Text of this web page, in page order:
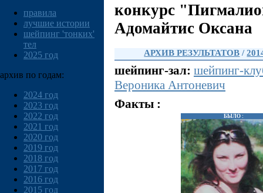
правила
лучшие истории
шейпинг 'тонких'
тел
2025 год
архив по годам:
2024 год
2023 год
2022 год
2021 год
2020 год
2019 год
2018 год
2017 год
2016 год
2015 год
конкурс
Адомайтис Оксана
АРХИВ РЕЗУЛЬТАТОВ /
шейпинг-зал: шейпинг-
Вероника Антоневич
Факты :
БЫЛО :